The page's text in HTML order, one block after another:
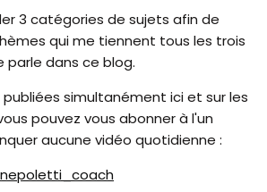
3 catégories de sujets afin de
qui me tiennent tous les trois
dans ce blog.
simultanément ici et sur les
pouvez vous abonner à l'un
aucune vidéo quotidienne :